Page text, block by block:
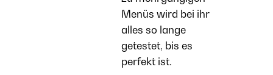
Menüs wird bei ihr
alles so lange
getestet, bis es
perfekt ist.